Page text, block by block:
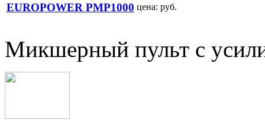
EUROPOWER PMP1000 цена: руб.
Микшерный пульт с